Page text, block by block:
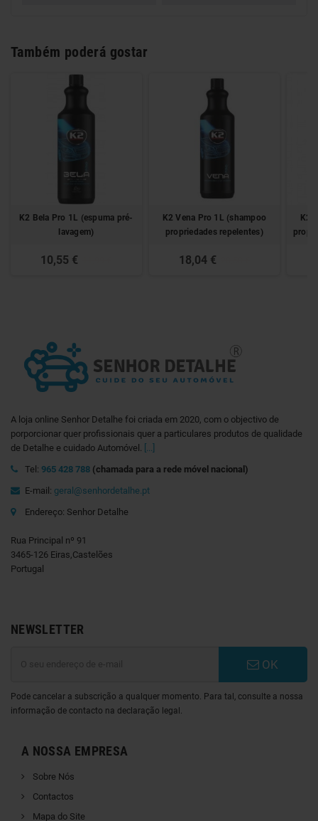
Também poderá gostar
K2 Bela Pro 1L (espuma pré-
lavagem)
10,55 €
K2 Vena Pro 1L (shampoo
propriedades repelentes)
18,04 €
K2
A loja online Senhor Detalhe foi criada em 2020, com o objectivo de
porporcionar quer profissionais quer a particulares produtos de qualidade
de Detalhe e cuidado Automóvel. [...]
Tel: 965 428 788 (chamada para a rede móvel nacional)
E-mail: geral@senhordetalhe.pt
Endereço: Senhor Detalhe
Rua Principal nº 91
3465-126 Eiras,Castelões
Portugal
NEWSLETTER
OK
Pode cancelar a subscrição a qualquer momento. Para tal, consulte a nossa
informação de contacto na declaração legal.
A NOSSA EMPRESA
Sobre Nós
Contactos
Mapa do Site